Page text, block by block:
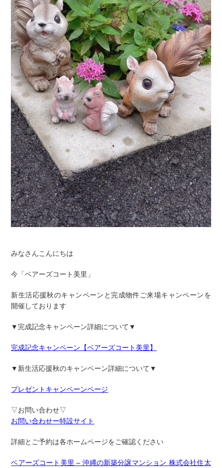
みなさんこんにちは
今「ベアーズコート美里」
新生活応援秋のキャンペーンと完成物件ご来場キャンペーンを
開催しております
▼完成記念キャンペーン詳細について▼
完成記念キャンペーン【ベアーズコート美里】
▼新生活応援秋のキャンペーン詳細について▼
プレゼントキャンペーンページ
▽お問い合わせ▽
お問い合わせー特設サイト
詳細とご予約は各ホームページをご確認ください
ベアーズコート美里 – 沖縄の新築分譲マンション 株式会社住太